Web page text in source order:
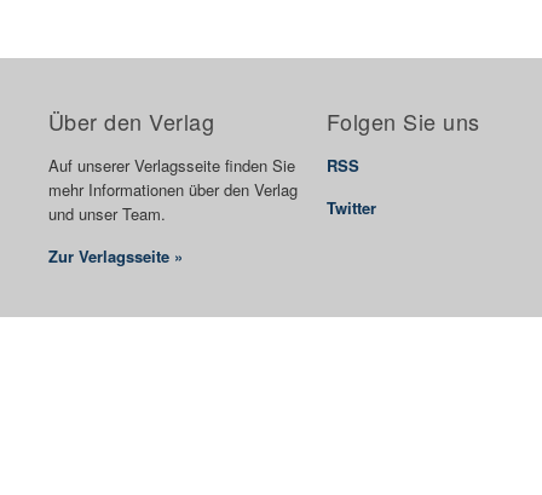
Über den Verlag
Auf unserer Verlagsseite finden Sie
mehr Informationen über den Verlag
und unser Team.
Zur Verlagsseite »
Folgen Sie uns
RSS
Twitter